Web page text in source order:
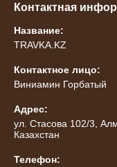
Контактная
Название:
TRAVKA.KZ
Контактное лицо:
Виниамин Горбатый
Адрес:
ул. Стасова 102/3,
Казахстан
Телефон: